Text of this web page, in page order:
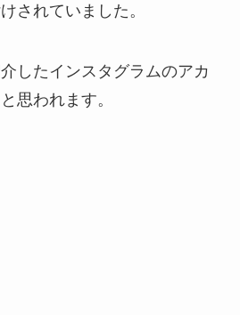
されていました。
したインスタグラムのアカ
思われます。